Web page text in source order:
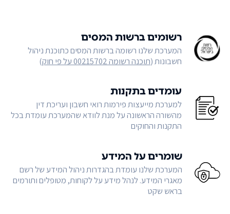
רשומים ברשות המסים
המערכת שלנו רשומה ברשות המסים כתוכנת ניהול
חשבונות (תוכנה רשומה 00215702 על פי חוק )
עומדים בתקנות
למערכת מייעצות פירמות רואי חשבון ועריכת דין
מהשורה הראשונה על מנת לוודא שהמערכת עומדת בכל
התקנות והחוקים
שומרים על המידע
המערכת שלנו עומדת בהגדרות ניהול המידע של רשם
מאגרי המידע. לנהל מידע על לקוחות, מטופלים ותורמים
בראש שקט